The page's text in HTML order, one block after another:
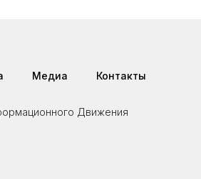
Медиа Контакты
Движения